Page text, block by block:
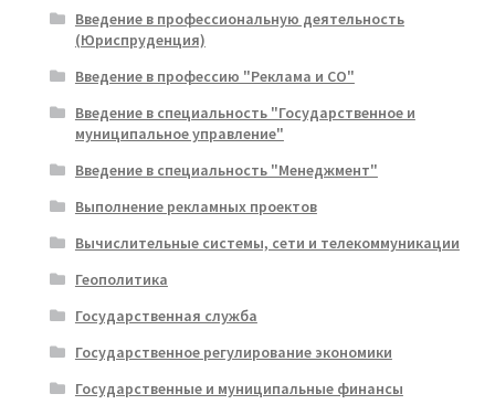
Введение в профессиональную деятельность
(Юриспруденция)
Введение в профессию "Реклама и СО"
Введение в специальность "Государственное и
муниципальное управление"
Введение в специальность "Менеджмент"
Выполнение рекламных проектов
Вычислительные системы, сети и телекоммуникации
Геополитика
Государственная служба
Государственное регулирование экономики
Государственные и муниципальные финансы